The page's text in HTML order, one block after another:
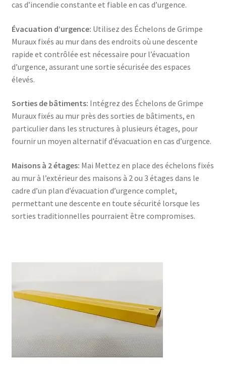
cas d’incendie constante et fiable en cas d’urgence.
Évacuation d’urgence: Utilisez des Échelons de Grimpe
Muraux fixés au mur dans des endroits où une descente
rapide et contrôlée est nécessaire pour l’évacuation
d’urgence, assurant une sortie sécurisée des espaces
élevés.
Sorties de bâtiments: Intégrez des Échelons de Grimpe
Muraux fixés au mur près des sorties de bâtiments, en
particulier dans les structures à plusieurs étages, pour
fournir un moyen alternatif d’évacuation en cas d’urgence.
Maisons à 2 étages: Mai Mettez en place des échelons fixés
au mur à l’extérieur des maisons à 2 ou 3 étages dans le
cadre d’un plan d’évacuation d’urgence complet,
permettant une descente en toute sécurité lorsque les
sorties traditionnelles pourraient être compromises.